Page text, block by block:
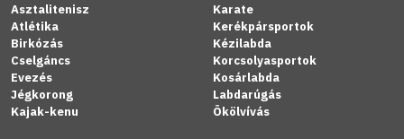
Asztalitenisz
Atlétika
Birkózás
Cselgáncs
Evezés
Jégkorong
Kajak-kenu
Karate
Kerékpársportok
Kézilabda
Korcsolyasportok
Kosárlabda
Labdarúgás
Ökölvívás